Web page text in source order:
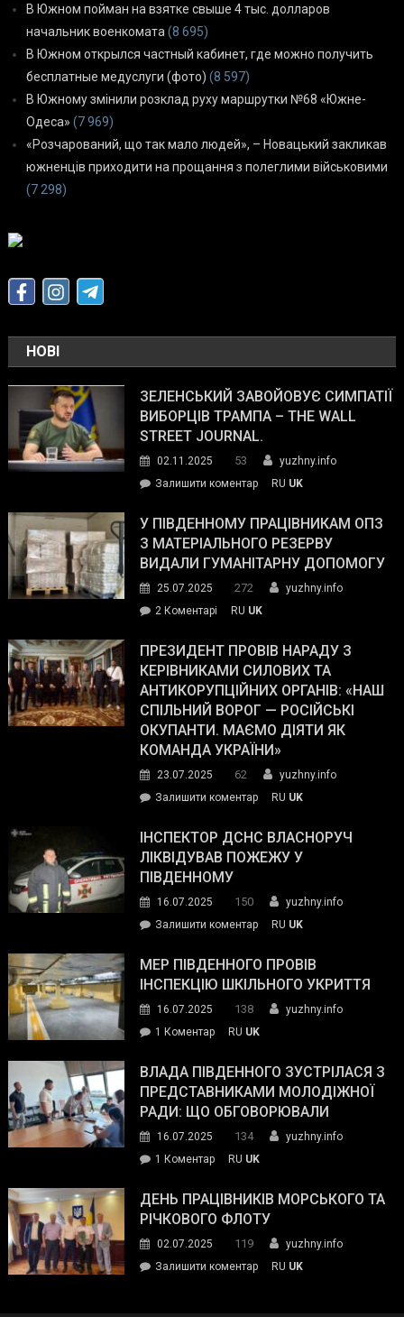
В Южном пойман на взятке свыше 4 тыс. долларов
начальник военкомата (8 695)
В Южном открылся частный кабинет, где можно получить
бесплатные медуслуги (фото) (8 597)
В Южному змінили розклад руху маршрутки №68 «Южне-
Одеса» (7 969)
«Розчарований, що так мало людей», – Новацький закликав
южненців приходити на прощання з полеглими військовими
(7 298)
НОВІ
ЗЕЛЕНСЬКИЙ ЗАВОЙОВУЄ СИМПАТІЇ
ВИБОРЦІВ ТРАМПА – THE WALL
STREET JOURNAL.
02.11.2025 53
yuzhny.info
Залишити коментарon
завойовує
симпатії
виборців
The
Street
Journal.
RU UK
У ПІВДЕННОМУ ПРАЦІВНИКАМ ОПЗ
З МАТЕРІАЛЬНОГО РЕЗЕРВУ
ВИДАЛИ ГУМАНІТАРНУ ДОПОМОГУ
25.07.2025 272
yuzhny.info
2 Коментарі
Південному
працівникам
ОПЗ
з
матеріального
резерву
гуманітарну
допомогу
RU UK
ПРЕЗИДЕНТ ПРОВІВ НАРАДУ З
КЕРІВНИКАМИ СИЛОВИХ ТА
АНТИКОРУПЦІЙНИХ ОРГАНІВ: «НАШ
СПІЛЬНИЙ ВОРОГ — РОСІЙСЬКІ
ОКУПАНТИ. МАЄМО ДІЯТИ ЯК
КОМАНДА УКРАЇНИ»
23.07.2025 62
yuzhny.info
Залишити коментарon
провів
нараду
силових
та
органів:
«Наш
спільний
окупанти.
Маємо
діяти
команда
RU UK
ІНСПЕКТОР ДСНС ВЛАСНОРУЧ
ЛІКВІДУВАВ ПОЖЕЖУ У
ПІВДЕННОМУ
16.07.2025 150
yuzhny.info
Залишити коментарon
ДСНС
власноруч
пожежу
у
RU UK
МЕР ПІВДЕННОГО ПРОВІВ
ІНСПЕКЦІЮ ШКІЛЬНОГО УКРИТТЯ
16.07.2025 138
yuzhny.info
1 Коментардо
Південного
провів
інспекцію
укриття
RU UK
ВЛАДА ПІВДЕННОГО ЗУСТРІЛАСЯ З
ПРЕДСТАВНИКАМИ МОЛОДІЖНОЇ
РАДИ: ЩО ОБГОВОРЮВАЛИ
16.07.2025 134
yuzhny.info
1 Коментардо
Південного
зустрілася
представниками
молодіжної
RU UK
ДЕНЬ ПРАЦІВНИКІВ МОРСЬКОГО ТА
РІЧКОВОГО ФЛОТУ
02.07.2025 119
yuzhny.info
Залишити коментарon
RU UK